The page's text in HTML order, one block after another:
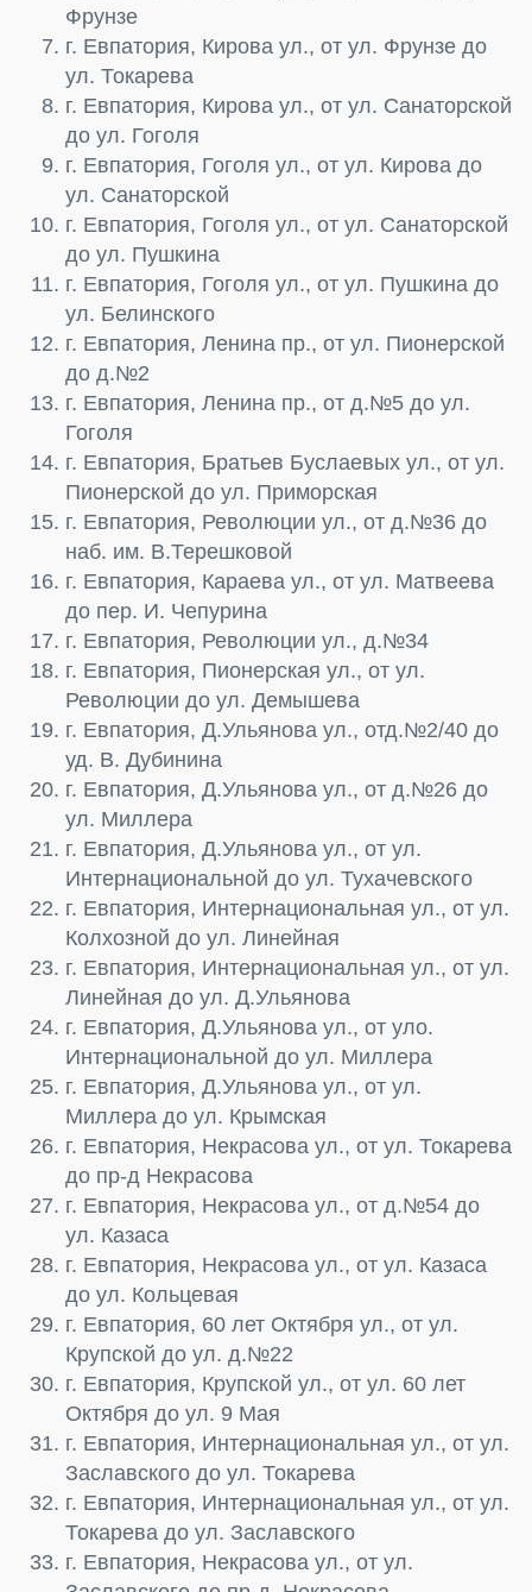
Фрунзе
г. Евпатория, Кирова ул., от ул. Фрунзе до
ул. Токарева
г. Евпатория, Кирова ул., от ул. Санаторской
до ул. Гоголя
г. Евпатория, Гоголя ул., от ул. Кирова до
ул. Санаторской
г. Евпатория, Гоголя ул., от ул. Санаторской
до ул. Пушкина
г. Евпатория, Гоголя ул., от ул. Пушкина до
ул. Белинского
г. Евпатория, Ленина пр., от ул. Пионерской
до д.№2
г. Евпатория, Ленина пр., от д.№5 до ул.
Гоголя
г. Евпатория, Братьев Буслаевых ул., от ул.
Пионерской до ул. Приморская
г. Евпатория, Революции ул., от д.№36 до
наб. им. В.Терешковой
г. Евпатория, Караева ул., от ул. Матвеева
до пер. И. Чепурина
г. Евпатория, Революции ул., д.№34
г. Евпатория, Пионерская ул., от ул.
Революции до ул. Демышева
г. Евпатория, Д.Ульянова ул., отд.№2/40 до
уд. В. Дубинина
г. Евпатория, Д.Ульянова ул., от д.№26 до
ул. Миллера
г. Евпатория, Д.Ульянова ул., от ул.
Интернациональной до ул. Тухачевского
г. Евпатория, Интернациональная ул., от ул.
Колхозной до ул. Линейная
г. Евпатория, Интернациональная ул., от ул.
Линейная до ул. Д.Ульянова
г. Евпатория, Д.Ульянова ул., от уло.
Интернациональной до ул. Миллера
г. Евпатория, Д.Ульянова ул., от ул.
Миллера до ул. Крымская
г. Евпатория, Некрасова ул., от ул. Токарева
до пр-д Некрасова
г. Евпатория, Некрасова ул., от д.№54 до
ул. Казаса
г. Евпатория, Некрасова ул., от ул. Казаса
до ул. Кольцевая
г. Евпатория, 60 лет Октября ул., от ул.
Крупской до ул. д.№22
г. Евпатория, Крупской ул., от ул. 60 лет
Октября до ул. 9 Мая
г. Евпатория, Интернациональная ул., от ул.
Заславского до ул. Токарева
г. Евпатория, Интернациональная ул., от ул.
Токарева до ул. Заславского
г. Евпатория, Некрасова ул., от ул.